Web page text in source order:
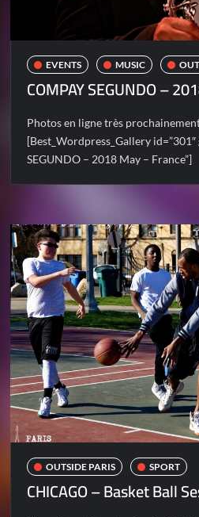
EVENTS MUSIC
COMPAY SEGUNDO –
Photos en ligne très
[Best_Wordpress_Gallery
SEGUNDO – 2018 May – France”]
OUTSIDE PARIS SPORT
CHICAGO – Basket Ball